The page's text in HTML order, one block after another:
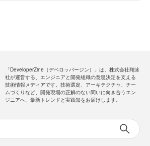
「DeveloperZine（デベロッパージン）」は、株式会社翔泳
社が運営する、エンジニアと開発組織の意思決定を支える
技術情報メディアです。技術選定、アーキテクチャ、チー
ムづくりなど、開発現場の正解のない問いに向き合うエン
ジニアへ、最新トレンドと実践知をお届けします。